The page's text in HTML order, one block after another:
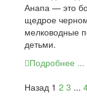
Анапа — это
щедрое
мелководные
детьми.
Подробнее ...
Назад 1 2 3 ...